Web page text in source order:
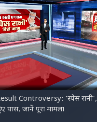
Controversy: 'स्पेस रानी',
जानें पूरा मामला